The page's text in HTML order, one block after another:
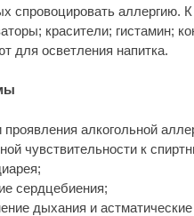
спровоцировать аллергию.
красители; гистамин;
для осветления напитка.
проявления алкогольной
чувствительности к
сердцебиения;
дыхания и